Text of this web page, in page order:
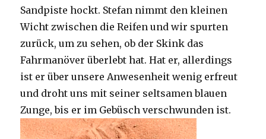
Sandpiste hockt. Stefan nimmt den kleinen
Wicht zwischen die Reifen und wir spurten
zurück, um zu sehen, ob der Skink das
Fahrmanöver überlebt hat. Hat er, allerdings
ist er über unsere Anwesenheit wenig erfreut
und droht uns mit seiner seltsamen blauen
Zunge, bis er im Gebüsch verschwunden ist.